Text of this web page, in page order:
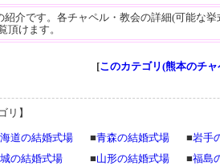
紹介です。各チャペル・教会の詳細(可能な
頂けます。
[このカテゴリ(熊本のチ
リ】
道の結婚式場 ■青森の結婚式場 ■岩手
の結婚式場 ■山形の結婚式場 ■福島